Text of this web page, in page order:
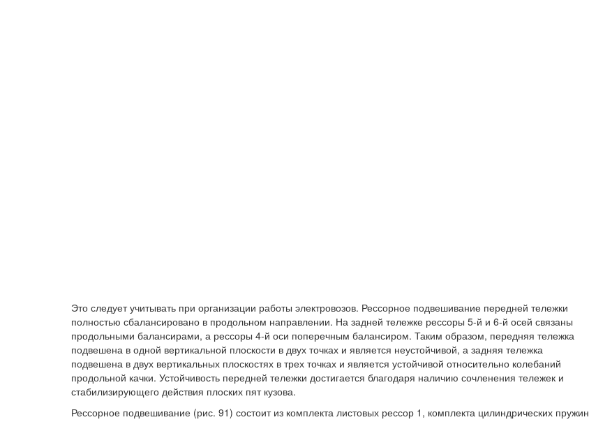
Это следует учитывать при организации работы электровозов. Рессорное подвешивание передней тележки
полностью сбалансировано в продольном направлении. На задней тележке рессоры 5-й и 6-й осей связаны
продольными балансирами, а рессоры 4-й оси поперечным балансиром. Таким образом, передняя тележка
подвешена в одной вертикальной плоскости в двух точках и является неустойчивой, а задняя тележка
подвешена в двух вертикальных плоскостях в трех точках и является устойчивой относительно колебаний
продольной качки. Устойчивость передней тележки достигается благодаря наличию сочленения тележек и
стабилизирующего действия плоских пят кузова.
Рессорное подвешивание (рис. 91) состоит из комплекта листовых рессор 1, комплекта цилиндрических пружин